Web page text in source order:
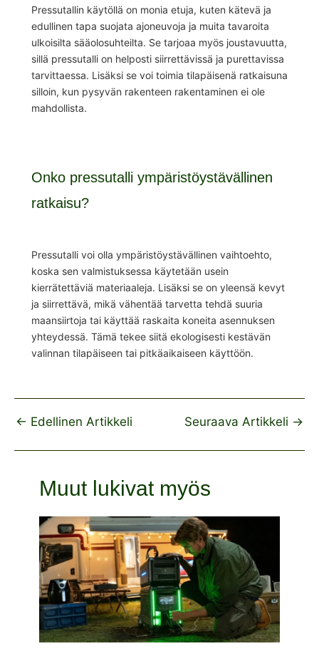
Pressutallin käytöllä on monia etuja, kuten kätevä ja
edullinen tapa suojata ajoneuvoja ja muita tavaroita
ulkoisilta sääolosuhteilta. Se tarjoaa myös joustavuutta,
sillä pressutalli on helposti siirrettävissä ja purettavissa
tarvittaessa. Lisäksi se voi toimia tilapäisenä ratkaisuna
silloin, kun pysyvän rakenteen rakentaminen ei ole
mahdollista.
Onko pressutalli ympäristöystävällinen
ratkaisu?
Pressutalli voi olla ympäristöystävällinen vaihtoehto,
koska sen valmistuksessa käytetään usein
kierrätettäviä materiaaleja. Lisäksi se on yleensä kevyt
ja siirrettävä, mikä vähentää tarvetta tehdä suuria
maansiirtoja tai käyttää raskaita koneita asennuksen
yhteydessä. Tämä tekee siitä ekologisesti kestävän
valinnan tilapäiseen tai pitkäaikaiseen käyttöön.
← Edellinen Artikkeli Seuraava Artikkeli →
Muut lukivat myös